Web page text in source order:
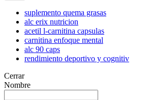
suplemento quema grasas
alc erix nutricion
acetil l-carnitina capsulas
carnitina enfoque mental
alc 90 caps
rendimiento deportivo y cognitiv
Cerrar
Nombre